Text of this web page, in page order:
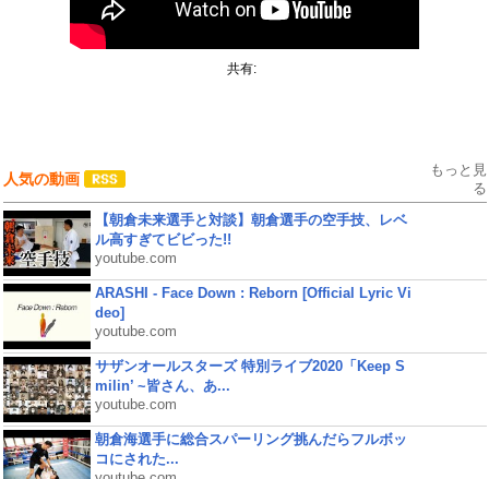
共有:
人気の動画
もっと見
る
【朝倉未来選手と対談】朝倉選手の空手技、レベ
ル高すぎてビビった!!
youtube.com
ARASHI - Face Down : Reborn [Official Lyric Vi
deo]
youtube.com
サザンオールスターズ 特別ライブ2020「Keep S
milin’ ~皆さん、あ...
youtube.com
朝倉海選手に総合スパーリング挑んだらフルボッ
コにされた...